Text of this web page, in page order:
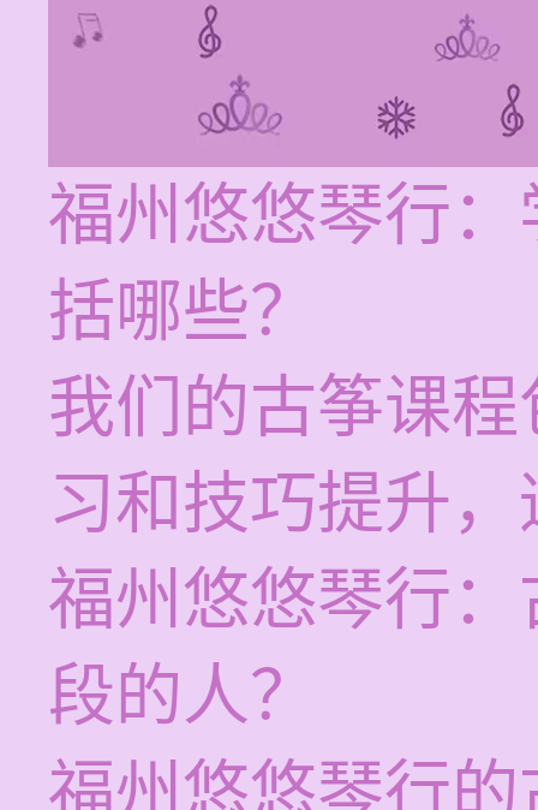
福州悠悠琴行
括哪些？
我们的古筝课
习和技巧提升
福州悠悠琴行
段的人？
福州悠悠琴行